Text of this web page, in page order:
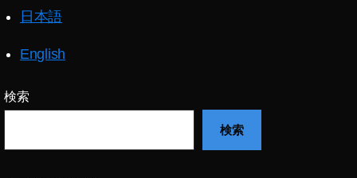
日本語
English
検索
検索